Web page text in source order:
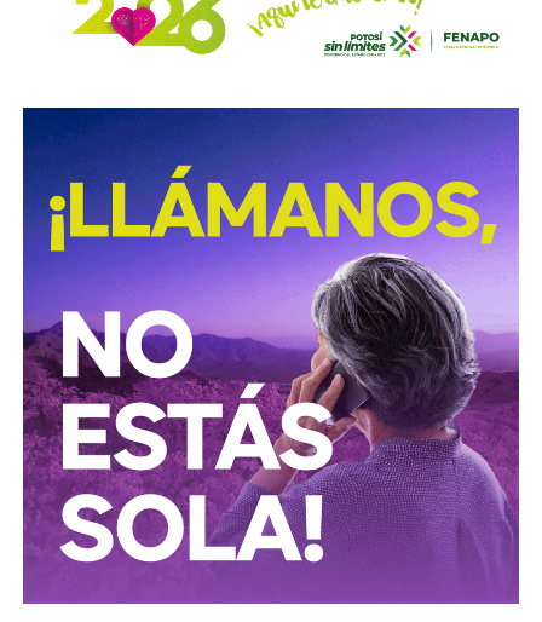
operativos forman parte delPlan Estratégico de
Procuración de Justicia 2026-2029, cuyo objetivo es
procesamiento ilegal de hidrocarburos.
Según la institución, el desmantelamiento de estos
centros clandestinos representa un golpe a las
estructuras logísticas y financieras dedicadas al mercado
ilícito de combustibles, una actividad que genera pérdidas
millonarias para el Estado y representa riesgos para la
infraestructura energética nacional.
Las autoridades señalaron que las investigaciones
continúan para identificar a las personas responsables de
operar estos inmuebles, así como las posibles redes
criminales relacionadas con el procesamiento y
distribución ilegal de combustibles.
También lee:Tangamanga prevé refuerzo con Guardia Civil
tras dos su1c1d10s